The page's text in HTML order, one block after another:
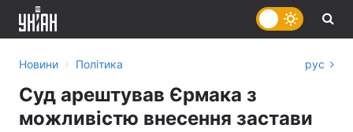
Новини › Політика рус
Суд арештував Єрмака з
можливістю внесення застави